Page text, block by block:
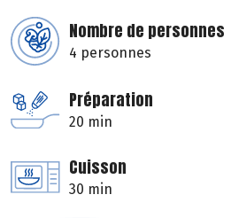
Nombre de personnes
4 personnes
Préparation
20 min
Cuisson
30 min